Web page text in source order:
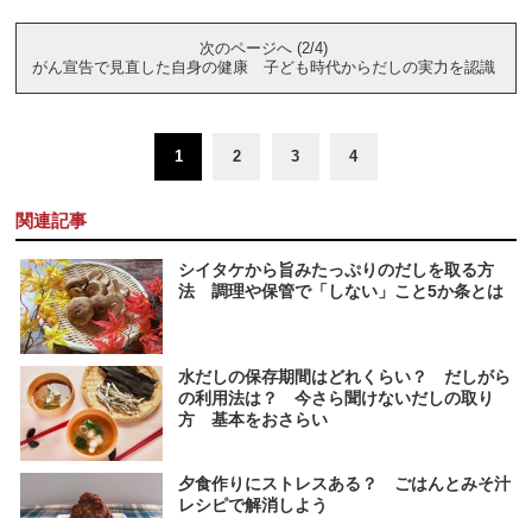
次のページへ (2/4)
がん宣告で見直した自身の健康 子ども時代からだしの実力を認識
1 2 3 4
関連記事
シイタケから旨みたっぷりのだしを取る方
法 調理や保管で「しない」こと5か条とは
水だしの保存期間はどれくらい？ だしがら
の利用法は？ 今さら聞けないだしの取り
方 基本をおさらい
夕食作りにストレスある？ ごはんとみそ汁
レシピで解消しよう